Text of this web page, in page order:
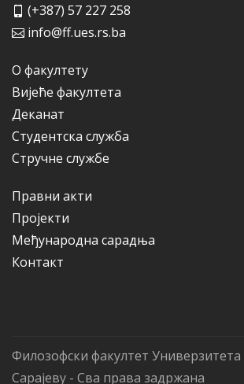
(+387) 57 227 258
info@ff.ues.rs.ba
О факултету
Вијеће факултета
Деканат
Студентска служба
Стручне службе
Правни акти
Пројекти
Међународна сарадња
Контакт
Филозофски факултет
Сарајеву - Сва права задржана